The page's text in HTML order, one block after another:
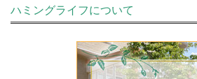
ハミングライフについて